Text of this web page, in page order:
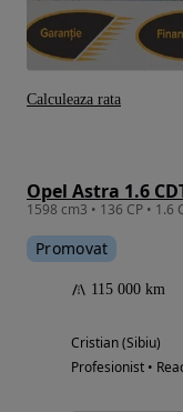
1598 cm3 • 136 CP •
Promovat
115 000 km
Cristian (Sibiu)
Profesionist •
Calculeaza rata